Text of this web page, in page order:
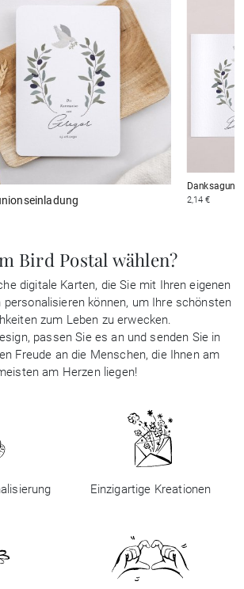
2,14 €
Bird Postal wählen?
digitale Karten, die Sie mit Ihren eigenen
personalisieren können, um Ihre schönsten
zum Leben zu erwecken.
passen Sie es an und senden Sie in
Freude an die Menschen, die Ihnen am
am Herzen liegen!
Einzigartige Kreationen